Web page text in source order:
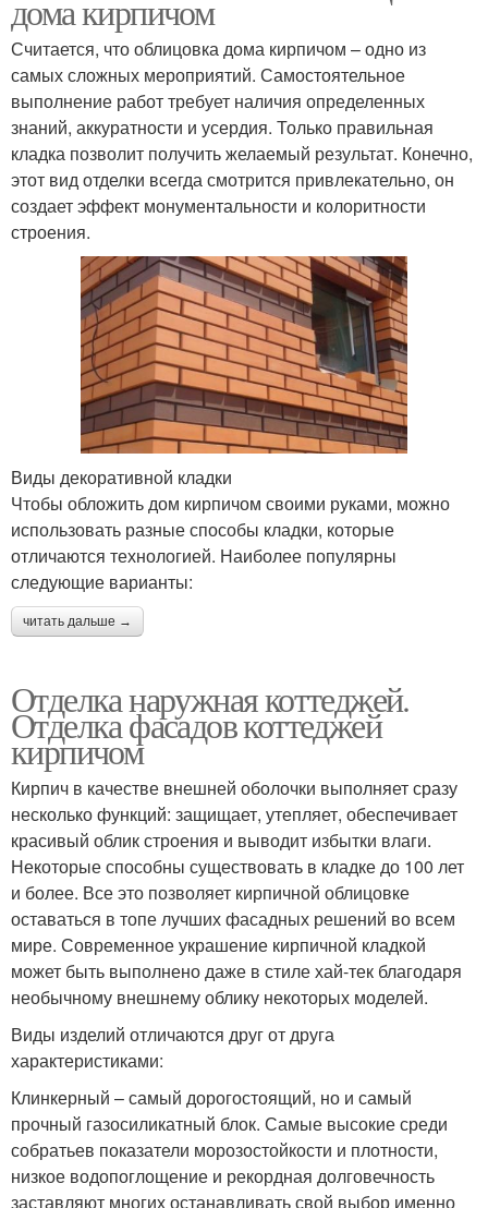
дома кирпичом
Считается, что облицовка дома кирпичом – одно из
самых сложных мероприятий. Самостоятельное
выполнение работ требует наличия определенных
знаний, аккуратности и усердия. Только правильная
кладка позволит получить желаемый результат. Конечно,
этот вид отделки всегда смотрится привлекательно, он
создает эффект монументальности и колоритности
строения.
Виды декоративной кладки
Чтобы обложить дом кирпичом своими руками, можно
использовать разные способы кладки, которые
отличаются технологией. Наиболее популярны
следующие варианты:
читать дальше →
Отделка наружная коттеджей.
Отделка фасадов коттеджей
кирпичом
Кирпич в качестве внешней оболочки выполняет сразу
несколько функций: защищает, утепляет, обеспечивает
красивый облик строения и выводит избытки влаги.
Некоторые способны существовать в кладке до 100 лет
и более. Все это позволяет кирпичной облицовке
оставаться в топе лучших фасадных решений во всем
мире. Современное украшение кирпичной кладкой
может быть выполнено даже в стиле хай-тек благодаря
необычному внешнему облику некоторых моделей.
Виды изделий отличаются друг от друга
характеристиками:
Клинкерный – самый дорогостоящий, но и самый
прочный газосиликатный блок. Самые высокие среди
собратьев показатели морозостойкости и плотности,
низкое водопоглощение и рекордная долговечность
заставляют многих останавливать свой выбор именно